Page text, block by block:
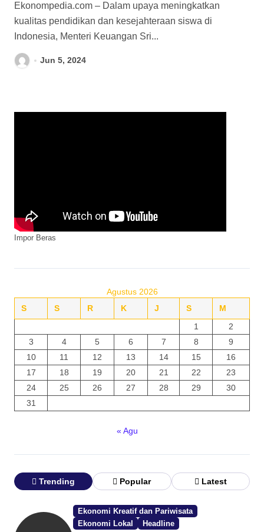
Ekonompedia.com – Dalam upaya meningkatkan
kualitas pendidikan dan kesejahteraan siswa di
Indonesia, Menteri Keuangan Sri...
Jun 5, 2024
Impor Beras
Agustus 2026
S
S R K J S
M
1
2
3
4 5 6 7 8
9
10
11 12 13 14 15
16
17
18 19 20 21 22
23
24
25 26 27 28 29
30
31
« Agu
Trending Popular Latest
Ekonomi Kreatif dan Pariwisata
Ekonomi Lokal
Headline